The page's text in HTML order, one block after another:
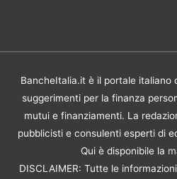
BancheItalia.it è il portale italiano
suggerimenti per la finanza
mutui e finanziamenti. La
pubblicisti e consulenti esperti di
Qui è disponibile la
DISCLAIMER: Tutte le